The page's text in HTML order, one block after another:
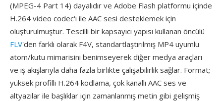
(MPEG-4 Part 14) dayalıdır ve Adobe Flash platformu içinde
H.264 video codec'ı ile AAC sesi desteklemek için
oluşturulmuştur. Tescilli bir kapsayıcı yapısı kullanan öncülü
FLV'den farklı olarak F4V, standartlaştırılmış MP4 uyumlu
atom/kutu mimarisini benimseyerek diğer medya araçları
ve iş akışlarıyla daha fazla birlikte çalışabilirlik sağlar. Format;
yüksek profilli H.264 kodlama, çok kanallı AAC ses ve
altyazılar ile başlıklar için zamanlanmış metin gibi gelişmiş